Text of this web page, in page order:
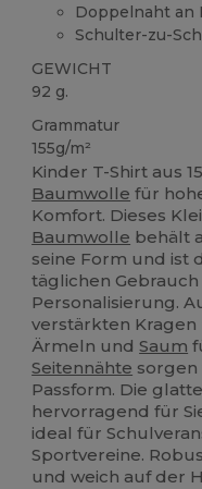
Doppelnaht an
Schulter-zu-
GEWICHT
92 g.
Grammatur
155g/m²
Kinder T-Shirt aus
Baumwolle für
Komfort. Dieses
Baumwolle behält
seine Form und ist
täglichen
Personalisierung.
verstärkten
Ärmeln undSaum
Seitennähte
Passform. Die
hervorragend für
ideal für
Sportvereine.
und weich auf der